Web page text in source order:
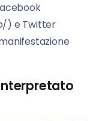
) e Twitter